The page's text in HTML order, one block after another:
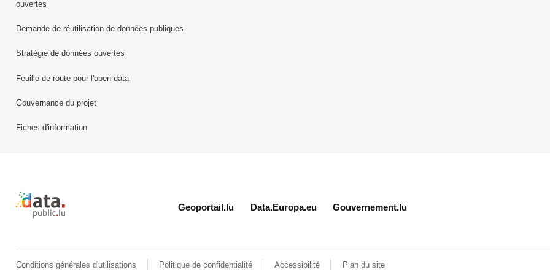
ouvertes
Demande de réutilisation de données publiques
Stratégie de données ouvertes
Feuille de route pour l'open data
Gouvernance du projet
Fiches d'information
Retour à l'accueil de data.public.lu
Geoportail.lu Data.Europa.eu Gouvernement.lu
Conditions générales d'utilisations Politique de confidentialité Accessibilité Plan du site